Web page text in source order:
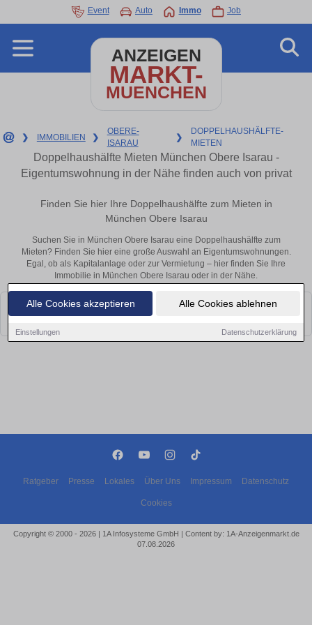
Alle Cookies akzeptieren Alle Cookies ablehnen
Einstellungen Datenschutzerklärung
Event Auto Immo Job
ANZEIGEN
MARKT-
MUENCHEN
❯ IMMOBILIEN ❯
OBERE-
ISARAU
❯
DOPPELHAUSHÄLFTE-
MIETEN
Doppelhaushälfte Mieten München Obere Isarau -
Eigentumswohnung in der Nähe finden auch von privat
Finden Sie hier Ihre Doppelhaushälfte zum Mieten in
München Obere Isarau
Suchen Sie in München Obere Isarau eine Doppelhaushälfte zum
Mieten? Finden Sie hier eine große Auswahl an Eigentumswohnungen.
Egal, ob als Kapitalanlage oder zur Vermietung – hier finden Sie Ihre
Immobilie in München Obere Isarau oder in der Nähe.
Leider konnten wir derzeit keine passenden Objekte finden. Schauen Sie
Ratgeber Presse Lokales Über Uns Impressum Datenschutz
Cookies
Copyright © 2000 - 2026 | 1A Infosysteme GmbH | Content by: 1A-Anzeigenmarkt.de
07.08.2026